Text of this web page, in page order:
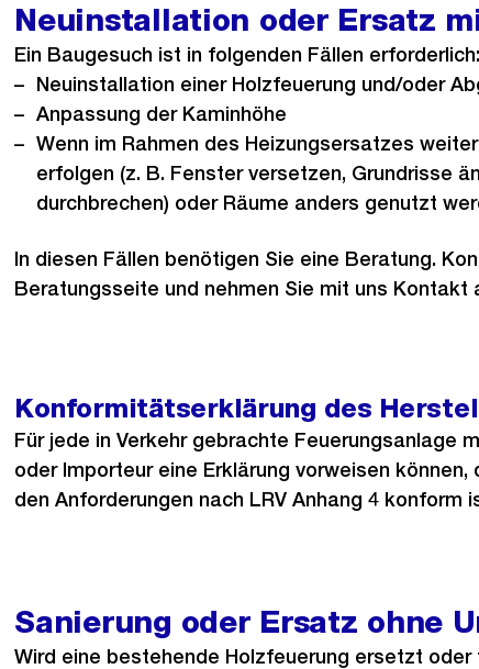
Neuinstallation oder Ersatz
Ein Baugesuch ist in folgenden Fällen erforderlich:
Neuinstallation einer Holzfeuerung und/oder
Anpassung der Kaminhöhe
Wenn im Rahmen des Heizungsersatzes
erfolgen (z. B. Fenster versetzen, Grundrisse
durchbrechen) oder Räume anders genutzt
In diesen Fällen benötigen Sie eine Beratung.
Beratungsseite und nehmen Sie mit uns Kontakt
Konformitätserklärung des
Für jede in Verkehr gebrachte Feuerungsanlage
oder Importeur eine Erklärung vorweisen
den Anforderungen nach LRV Anhang 4 konform
Sanierung oder Ersatz ohne
Wird eine bestehende Holzfeuerung ersetzt oder